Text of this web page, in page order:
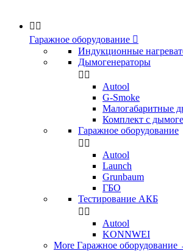
 
Гаражное оборудование 
Индукционные
Дымогенераторы
 
Аutool
G-Smoke
Малогабаритные
Комплект с
Гаражное оборудование
 
Autool
Launch
Grunbaum
ГБО
Тестирование АКБ
 
Autool
KONNWEI
More Гаражное оборудование